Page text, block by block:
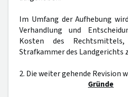
Im Umfang der Aufhebung
Verhandlung und
Kosten des
Strafkammer des Landgerichts
2. Die weiter gehende Revision
Gründe